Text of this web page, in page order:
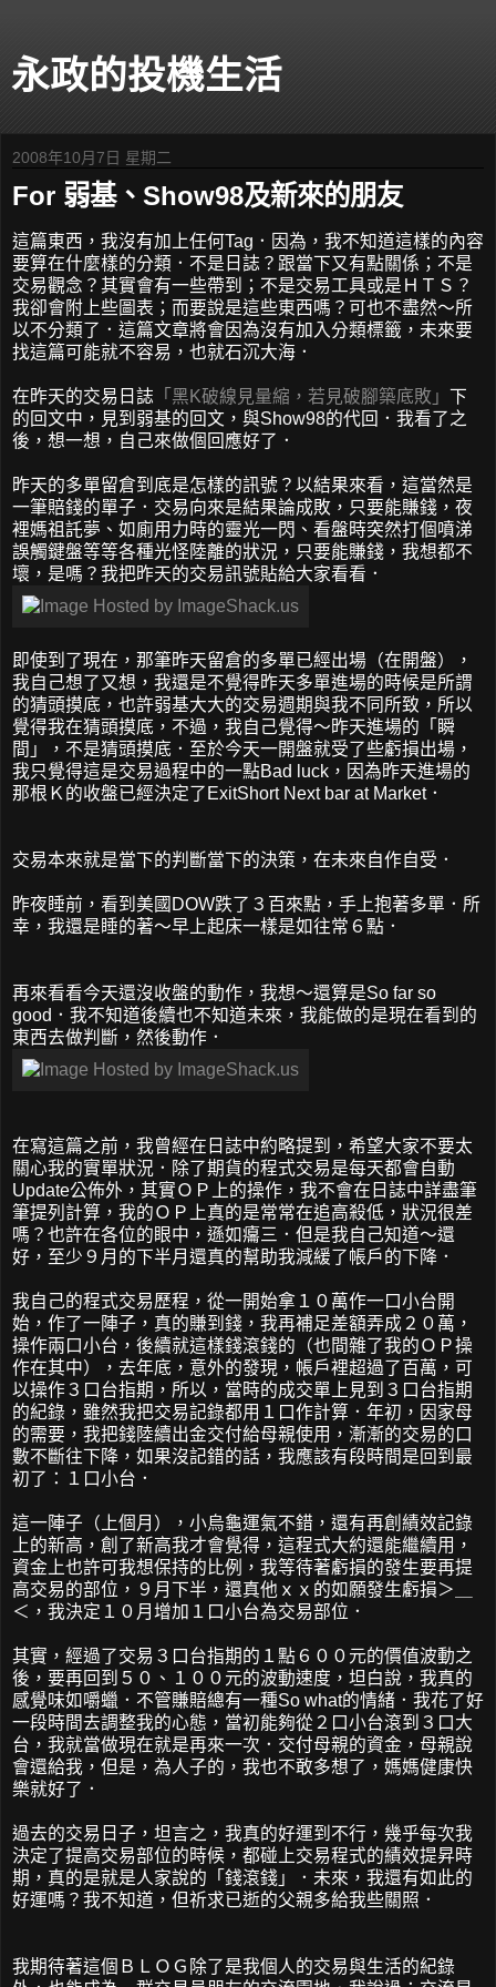
永政的投機生活
2008年10月7日 星期二
For 弱基、Show98及新來的朋友
這篇東西，我沒有加上任何Tag．因為，我不知道這樣的內容
要算在什麼樣的分類．不是日誌？跟當下又有點關係；不是
交易觀念？其實會有一些帶到；不是交易工具或是ＨＴＳ？
我卻會附上些圖表；而要說是這些東西嗎？可也不盡然～所
以不分類了．這篇文章將會因為沒有加入分類標籤，未來要
找這篇可能就不容易，也就石沉大海．
在昨天的交易日誌 「黑K破線見量縮，若見破腳築底敗」 下
的回文中，見到弱基的回文，與Show98的代回．我看了之
後，想一想，自己來做個回應好了．
昨天的多單留倉到底是怎樣的訊號？以結果來看，這當然是
一筆賠錢的單子．交易向來是結果論成敗，只要能賺錢，夜
裡媽祖託夢、如廁用力時的靈光一閃、看盤時突然打個噴涕
誤觸鍵盤等等各種光怪陸離的狀況，只要能賺錢，我想都不
壞，是嗎？我把昨天的交易訊號貼給大家看看．
即使到了現在，那筆昨天留倉的多單已經出場（在開盤），
我自己想了又想，我還是不覺得昨天多單進場的時候是所謂
的猜頭摸底，也許弱基大大的交易週期與我不同所致，所以
覺得我在猜頭摸底，不過，我自己覺得～昨天進場的「瞬
間」，不是猜頭摸底．至於今天一開盤就受了些虧損出場，
我只覺得這是交易過程中的一點Bad luck，因為昨天進場的
那根Ｋ的收盤已經決定了ExitShort Next bar at Market．
交易本來就是當下的判斷當下的決策，在未來自作自受．
昨夜睡前，看到美國DOW跌了３百來點，手上抱著多單．所
幸，我還是睡的著～早上起床一樣是如往常６點．
再來看看今天還沒收盤的動作，我想～還算是So far so
good．我不知道後續也不知道未來，我能做的是現在看到的
東西去做判斷，然後動作．
在寫這篇之前，我曾經在日誌中約略提到，希望大家不要太
關心我的實單狀況．除了期貨的程式交易是每天都會自動
Update公佈外，其實ＯＰ上的操作，我不會在日誌中詳盡筆
筆提列計算，我的ＯＰ上真的是常常在追高殺低，狀況很差
嗎？也許在各位的眼中，遜如癟三．但是我自己知道～還
好，至少９月的下半月還真的幫助我減緩了帳戶的下降．
我自己的程式交易歷程，從一開始拿１０萬作一口小台開
始，作了一陣子，真的賺到錢，我再補足差額弄成２０萬，
操作兩口小台，後續就這樣錢滾錢的（也間雜了我的ＯＰ操
作在其中），去年底，意外的發現，帳戶裡超過了百萬，可
以操作３口台指期，所以，當時的成交單上見到３口台指期
的紀錄，雖然我把交易記錄都用１口作計算．年初，因家母
的需要，我把錢陸續出金交付給母親使用，漸漸的交易的口
數不斷往下降，如果沒記錯的話，我應該有段時間是回到最
初了：１口小台．
這一陣子（上個月），小烏龜運氣不錯，還有再創績效記錄
上的新高，創了新高我才會覺得，這程式大約還能繼續用，
資金上也許可我想保持的比例，我等待著虧損的發生要再提
高交易的部位，９月下半，還真他ｘｘ的如願發生虧損＞＿
＜，我決定１０月增加１口小台為交易部位．
其實，經過了交易３口台指期的１點６００元的價值波動之
後，要再回到５０、１００元的波動速度，坦白說，我真的
感覺味如嚼蠟．不管賺賠總有一種So what的情緒．我花了好
一段時間去調整我的心態，當初能夠從２口小台滾到３口大
台，我就當做現在就是再來一次．交付母親的資金，母親說
會還給我，但是，為人子的，我也不敢多想了，媽媽健康快
樂就好了．
過去的交易日子，坦言之，我真的好運到不行，幾乎每次我
決定了提高交易部位的時候，都碰上交易程式的績效提昇時
期，真的是就是人家說的「錢滾錢」．未來，我還有如此的
好運嗎？我不知道，但祈求已逝的父親多給我些關照．
我期待著這個ＢＬＯＧ除了是我個人的交易與生活的紀錄